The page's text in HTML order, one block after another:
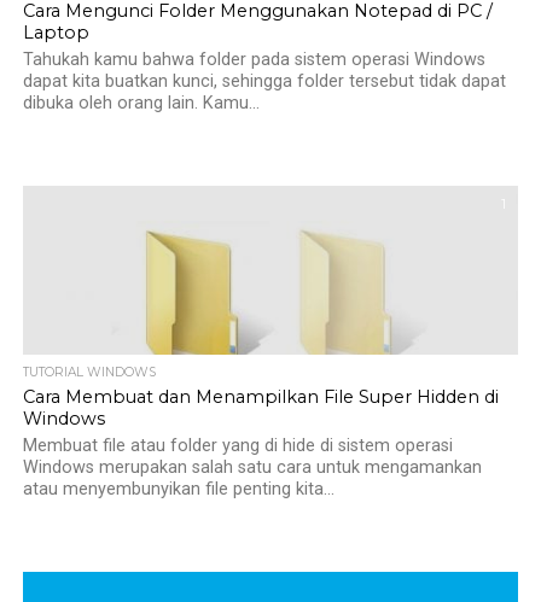
Cara Mengunci Folder Menggunakan Notepad di PC /
Laptop
Tahukah kamu bahwa folder pada sistem operasi Windows
dapat kita buatkan kunci, sehingga folder tersebut tidak dapat
dibuka oleh orang lain. Kamu...
1
TUTORIAL WINDOWS
Cara Membuat dan Menampilkan File Super Hidden di
Windows
Membuat file atau folder yang di hide di sistem operasi
Windows merupakan salah satu cara untuk mengamankan
atau menyembunyikan file penting kita...